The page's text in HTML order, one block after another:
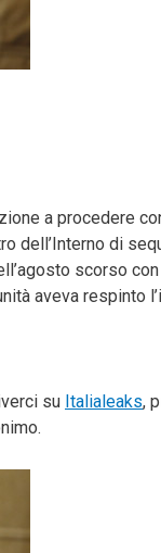
a procedere
dell’Interno di
scorso
aveva respinto
su Italialeaks,